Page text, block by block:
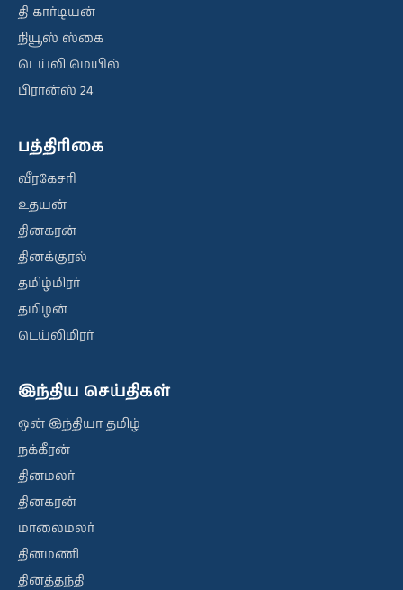
தி கார்டியன்
நியூஸ் ஸ்கை
டெய்லி மெயில்
பிரான்ஸ் 24
பத்திரிகை
வீரகேசரி
உதயன்
தினகரன்
தினக்குரல்
தமிழ்மிரர்
தமிழன்
டெய்லிமிரர்
இந்திய செய்திகள்
ஒன் இந்தியா தமிழ்
நக்கீரன்
தினமலர்
தினகரன்
மாலைமலர்
தினமணி
தினத்தந்தி